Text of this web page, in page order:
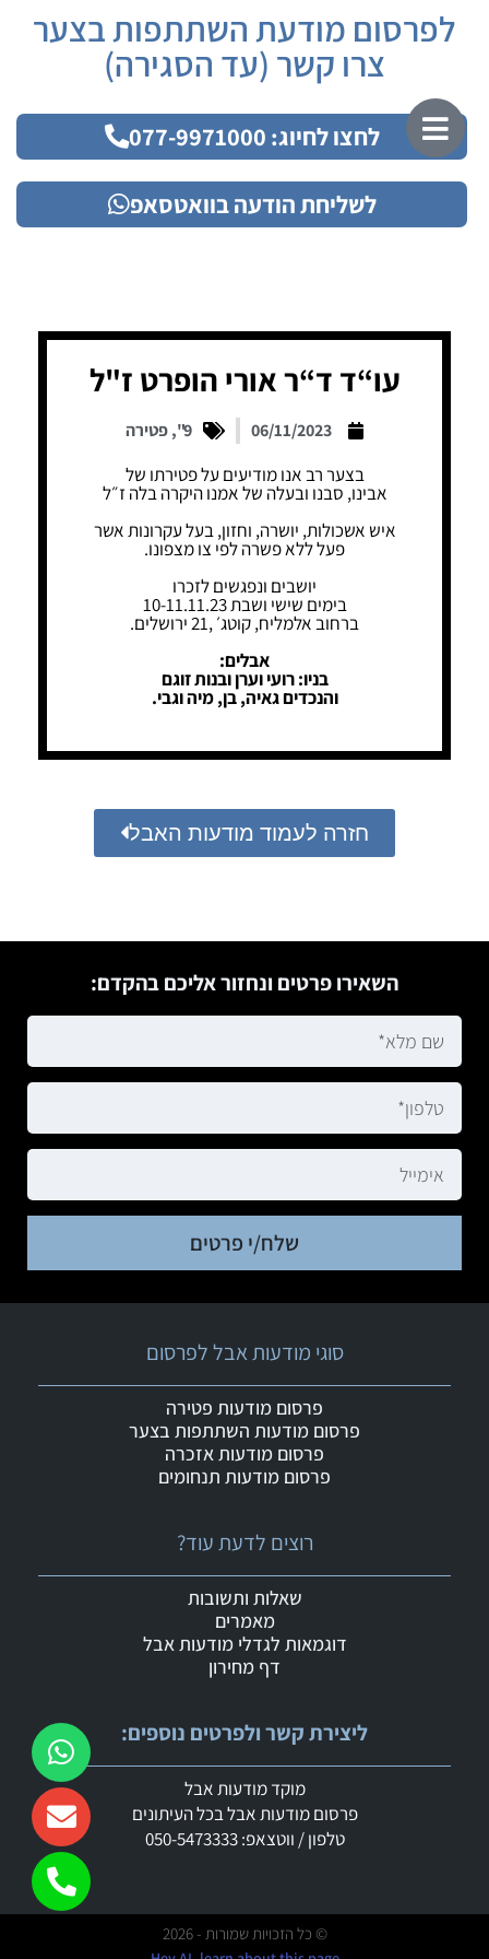
לפרסום מודעת השתתפות בצער
צרו קשר (עד הסגירה)
לחצו לחיוג: 077-9971000
לשליחת הודעה בוואטסאפ
עו“ד ד“ר אורי הופרט ז"ל
06/11/2023
9"
,פטירה
בצער רב אנו מודיעים על פטירתו של
אבינו, סבנו ובעלה של אמנו היקרה בלה ז״ל
איש אשכולות, יושרה, וחזון, בעל עקרונות אשר
פעל ללא פשרה לפי צו מצפונו.
יושבים ונפגשים לזכרו
בימים שישי ושבת 10-11.11.23
ברחוב אלמליח, קוטג׳ ,21 ירושלים.
אבלים:
בניו: רועי וערן ובנות זוגם
והנכדים גאיה, בן, מיה וגבי.
חזרה לעמוד מודעות האבל
השאירו פרטים ונחזור אליכם בהקדם:
שלח/י פרטים
ליצירת קשר ולפרטים נוספים:
מוקד מודעות אבל
פרסום מודעות אבל בכל העיתונים
טלפון / ווטצאפ: 050-5473333
רוצים לדעת עוד?
שאלות ותשובות
מאמרים
דוגמאות לגדלי מודעות אבל
דף מחירון
סוגי מודעות אבל לפרסום
פרסום מודעות פטירה
פרסום מודעות השתתפות בצער
פרסום מודעות אזכרה
פרסום מודעות תנחומים
© כל הזכויות שמורות - 2026